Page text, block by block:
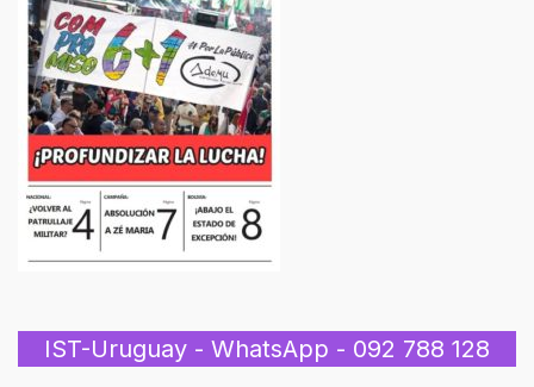
IST-Uruguay - WhatsApp - 092 788 128